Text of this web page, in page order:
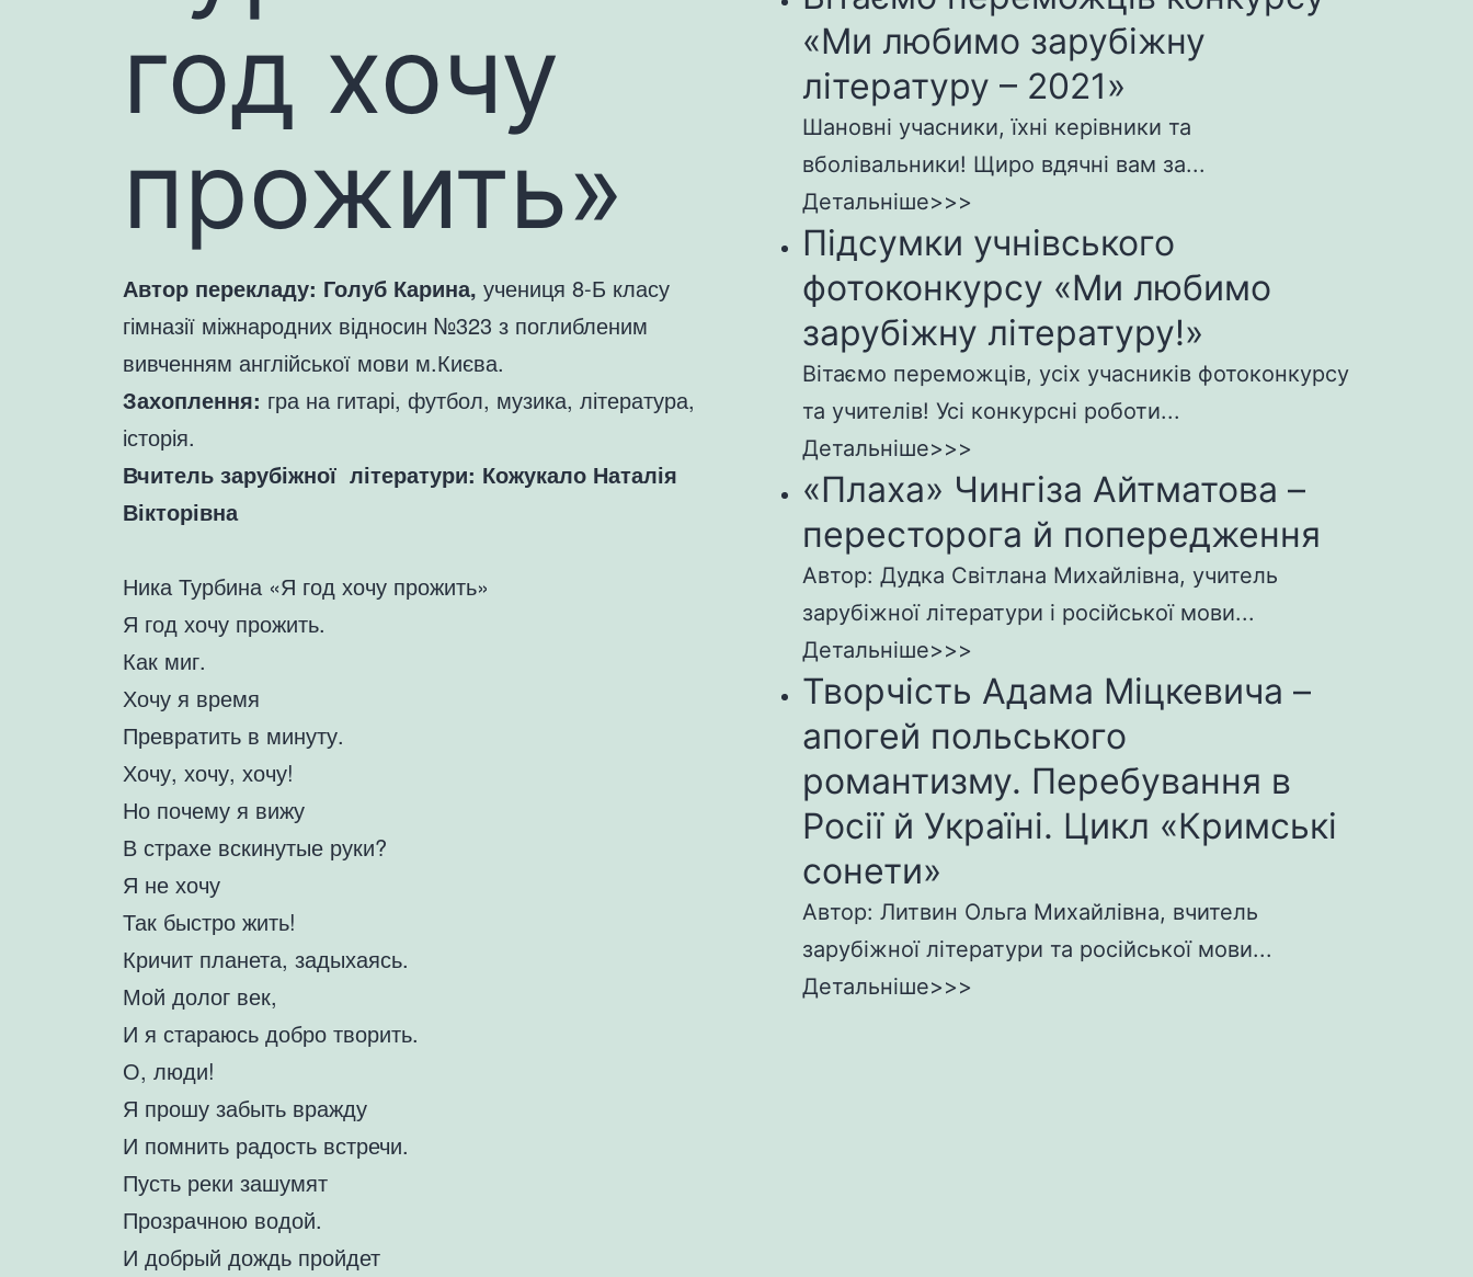
год хочу
прожить»
Автор перекладу: Голуб Карина, учениця 8-Б класу
гімназії міжнародних відносин №323 з поглибленим
вивченням англійської мови м.Києва.
Захоплення: гра на гитарі, футбол, музика, література,
історія.
Вчитель зарубіжної літератури: Кожукало Наталія
Вікторівна
Ника Турбина «Я год хочу прожить»
Я год хочу прожить.
Как миг.
Хочу я время
Превратить в минуту.
Хочу, хочу, хочу!
Но почему я вижу
В страхе вскинутые руки?
Я не хочу
Так быстро жить!
Кричит планета, задыхаясь.
Мой долог век,
И я стараюсь добро творить.
О, люди!
Я прошу забыть вражду
И помнить радость встречи.
Пусть реки зашумят
Прозрачною водой.
И добрый дождь пройдет
«Ми любимо зарубіжну
літературу – 2021»
Шановні учасники, їхні керівники та
вболівальники! Щиро вдячні вам за...
Детальніше>>>
Підсумки учнівського
фотоконкурсу «Ми любимо
зарубіжну літературу!»
Вітаємо переможців, усіх учасників фотоконкурсу
та учителів! Усі конкурсні роботи...
Детальніше>>>
«Плаха» Чингіза Айтматова –
пересторога й попередження
Автор: Дудка Світлана Михайлівна, учитель
зарубіжної літератури і російської мови...
Детальніше>>>
Творчість Адама Міцкевича –
апогей польського
романтизму. Перебування в
Росії й Україні. Цикл «Кримські
сонети»
Автор: Литвин Ольга Михайлівна, вчитель
зарубіжної літератури та російської мови...
Детальніше>>>